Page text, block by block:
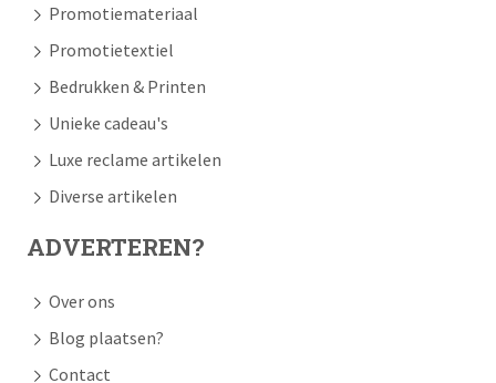
Promotiemateriaal
Promotietextiel
Bedrukken & Printen
Unieke cadeau's
Luxe reclame artikelen
Diverse artikelen
ADVERTEREN?
Over ons
Blog plaatsen?
Contact